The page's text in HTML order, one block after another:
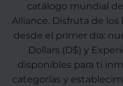
catálogo mundial
Alliance. Disfruta de
desde el primer día:
Dollars (D$) y
disponibles para ti
categorías y